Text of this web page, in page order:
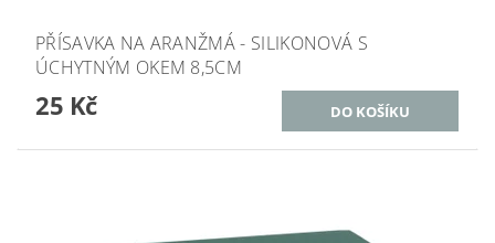
PŘÍSAVKA NA ARANŽMÁ - SILIKONOVÁ S
ÚCHYTNÝM OKEM 8,5CM
25 Kč